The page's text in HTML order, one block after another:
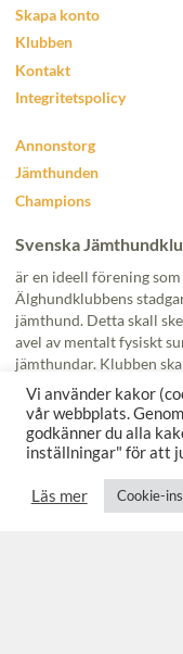
Skapa konto
Klubben
Kontakt
Integritetspolicy
Annonstorg
Jämthunden
Champions
Svenska
är en ideell förening
Älghundklubbens
jämthund. Detta skall
avel av mentalt fysiskt
jämthundar. Klubben
specifika egenskaper.
praktiskt bruk av denna
kunskap om rasens
Svenska
ska jobba med att
omvärlden, hundägaren
Vi använder kakor
vår webbplats.
godkänner du alla
inställningar" för att
Läs mer Cookie-